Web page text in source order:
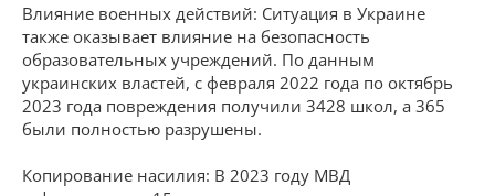
Влияние военных действий: Ситуация в Украине
также оказывает влияние на безопасность
образовательных учреждений. По данным
украинских властей, с февраля 2022 года по октябрь
2023 года повреждения получили 3428 школ, а 365
были полностью разрушены.
Копирование насилия: В 2023 году МВД